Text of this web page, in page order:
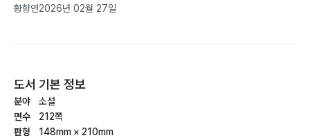
황향연2026년 02월 27일
도서 기본 정보
분야
면수
판형
소설
212쪽
148mm × 210mm